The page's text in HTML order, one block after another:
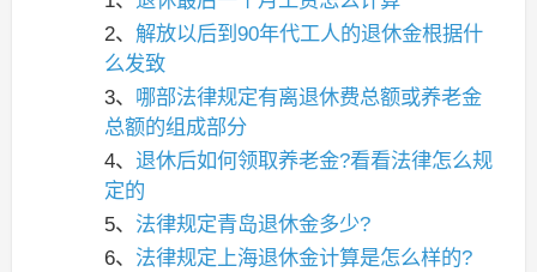
2、解放以后到90年代工人的退休金根据什
么发致
3、 哪部法律规定有离退休费总额或养老金
总额的组成部分
4、 退休后如何领取养老金?看看法律怎么规
定的
5、 法律规定青岛退休金多少?
6、 法律规定上海退休金计算是怎么样的?